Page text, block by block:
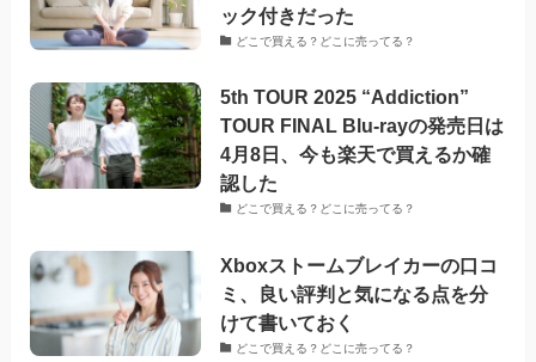
ック付きだった
どこで買える？どこに売ってる？
5th TOUR 2025 “Addiction”
TOUR FINAL Blu-rayの発売日は
4月8日、今も楽天で買えるか確
認した
どこで買える？どこに売ってる？
Xboxストームブレイカーの口コ
ミ、良い評判と気になる点を分
けて書いておく
どこで買える？どこに売ってる？